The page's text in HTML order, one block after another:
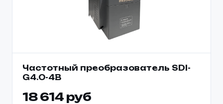
Частотный преобразователь SDI-
G4.0-4B
18 614 руб